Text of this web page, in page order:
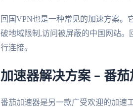
回国VPN也是一种常见的加速方案。
破地域限制,访问被屏蔽的中国网站
行连接。
加速器解决方案 – 番茄
番茄加速器是另一款广受欢迎的加速